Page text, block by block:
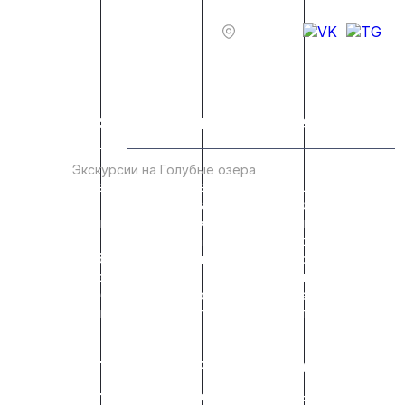
Экскурсии на Голубые озера
/Экскурсии на Голубые озера
Отправляйтесь в захватывающее путешествие к
волшебным Голубым озерам из Казани с Only
Business! Мы предлагаем комфортные экскурсии с
возможностью заказа трансфера, аренды автобуса
или автомобиля бизнес-класса. Наш сервис
премиум-класса, сравнимый с лучшими
люксовыми брендами, гарантирует незабываемый
опыт, наполненный удобством и красотой
Особенности наших экскурсий на Голубые озера:
Гибкие транспортные решения:
Выберите